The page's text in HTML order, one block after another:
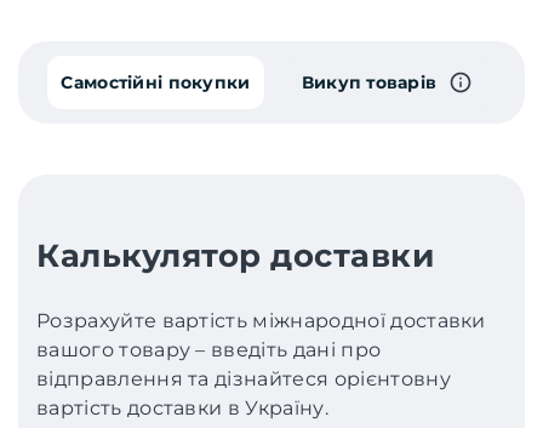
Самостійні покупки Викуп товарів
Калькулятор доставки
Розрахуйте вартість міжнародної доставки
вашого товару – введіть дані про
відправлення та дізнайтеся орієнтовну
вартість доставки в Україну.